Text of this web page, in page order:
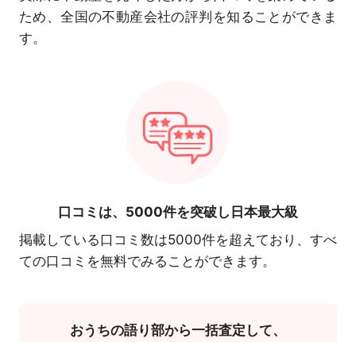
ため、全国の不動産会社の評判を知ることができま
す。
口コミは、 5000件を突破し日本最大級
掲載している口コミ数は5000件を超えており、すべ
ての口コミを無料でみることができます。
おうちの語り部から一括査定して、